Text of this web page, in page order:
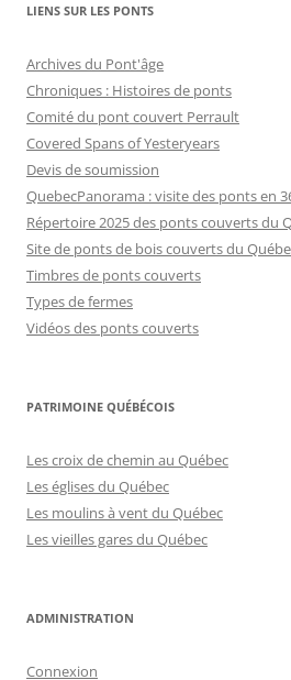
LIENS SUR LES PONTS
Archives du Pont'âge
Chroniques : Histoires de ponts
Comité du pont couvert Perrault
Covered Spans of Yesteryears
Devis de soumission
QuebecPanorama : visite des ponts en
Répertoire 2025 des ponts couverts du
Site de ponts de bois couverts du
Timbres de ponts couverts
Types de fermes
Vidéos des ponts couverts
PATRIMOINE QUÉBÉCOIS
Les croix de chemin au Québec
Les églises du Québec
Les moulins à vent du Québec
Les vieilles gares du Québec
ADMINISTRATION
Connexion